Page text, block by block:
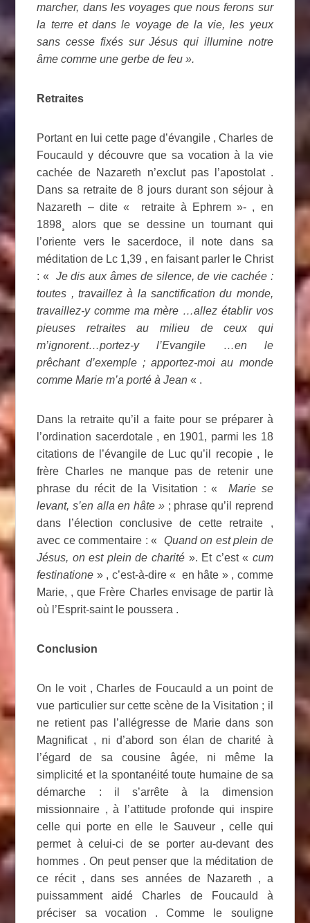
marcher, dans les voyages que nous ferons sur
la terre et dans le voyage de la vie, les yeux
sans cesse fixés sur Jésus qui illumine notre
âme comme une gerbe de feu ».
Retraites
Portant en lui cette page d’évangile , Charles de
Foucauld y découvre que sa vocation à la vie
cachée de Nazareth n’exclut pas l’apostolat .
Dans sa retraite de 8 jours durant son séjour à
Nazareth – dite « retraite à Ephrem »- , en
1898¸ alors que se dessine un tournant qui
l’oriente vers le sacerdoce, il note dans sa
méditation de Lc 1,39 , en faisant parler le Christ
: « Je dis aux âmes de silence, de vie cachée :
toutes , travaillez à la sanctification du monde,
travaillez-y comme ma mère …allez établir vos
pieuses retraites au milieu de ceux qui
m’ignorent…portez-y l’Evangile …en le
prêchant d’exemple ; apportez-moi au monde
comme Marie m’a porté à Jean « .
Dans la retraite qu’il a faite pour se préparer à
l’ordination sacerdotale , en 1901, parmi les 18
citations de l’évangile de Luc qu’il recopie , le
frère Charles ne manque pas de retenir une
phrase du récit de la Visitation : « Marie se
levant, s’en alla en hâte »; phrase qu’il reprend
dans l’élection conclusive de cette retraite ,
avec ce commentaire : « Quand on est plein de
Jésus, on est plein de charité ». Et c’est « cum
festinatione » , c’est-à-dire « en hâte » , comme
Marie, , que Frère Charles envisage de partir là
où l’Esprit-saint le poussera .
Conclusion
On le voit , Charles de Foucauld a un point de
vue particulier sur cette scène de la Visitation ; il
ne retient pas l’allégresse de Marie dans son
Magnificat , ni d’abord son élan de charité à
l’égard de sa cousine âgée, ni même la
simplicité et la spontanéité toute humaine de sa
démarche : il s’arrête à la dimension
missionnaire , à l’attitude profonde qui inspire
celle qui porte en elle le Sauveur , celle qui
permet à celui-ci de se porter au-devant des
hommes . On peut penser que la méditation de
ce récit , dans ses années de Nazareth , a
puissamment aidé Charles de Foucauld à
préciser sa vocation . Comme le souligne